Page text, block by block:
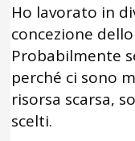
Ho lavorato in
concezione
Probabilmente
perché ci sono
risorsa scarsa,
scelti.